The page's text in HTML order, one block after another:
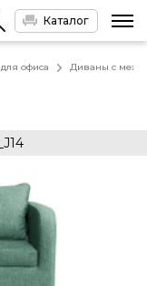
Каталог
офиса Диваны с